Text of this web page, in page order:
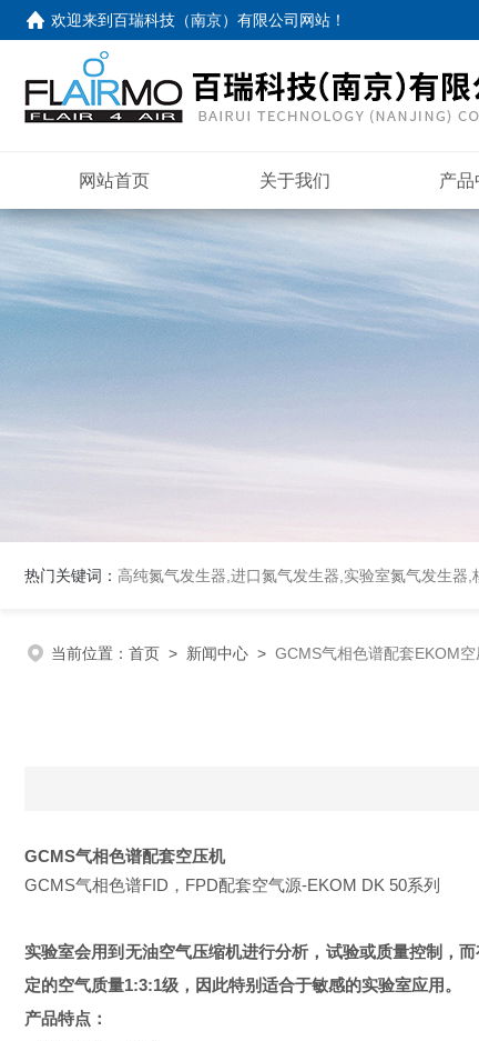
欢迎来到百瑞科技（南京）有限公司网站 ！
网站首页 关于我们 产品
热门关键词： 高纯氮气发生器,进口氮气发生器,实验室氮气发生器
当前位置： 首页 > 新闻中心 > GCMS气相色谱配套EKOM空
GCMS气相色谱配套空压机
GCMS气相色谱FID，FPD配套空气源-EKOM DK 50系列
实验室会用到无油空气压缩机进行分析，试验或质量控制，
定的空气质量1:3:1级，因此特别适合于敏感的实验室应用。
产品特点：